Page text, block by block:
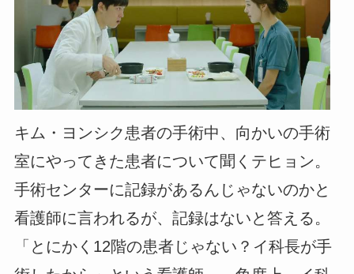
キム・ヨンシク患者の手術中、向かいの手術
室にやってきた患者について聞くテヒョン。
手術センターに記録があるんじゃないのかと
看護師に言われるが、記録はないと答える。
「とにかく12階の患者じゃない？イ科長が手